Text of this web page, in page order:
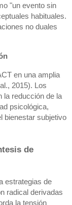
"un evento sin
habituales.
no duales
en una amplia
2015). Los
la reducción de la
psicológica,
bienestar subjetivo
de
estrategias de
radical derivadas
la tensión